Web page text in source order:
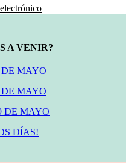
A VENIR?
MAYO
MAYO
DE MAYO
DÍAS!